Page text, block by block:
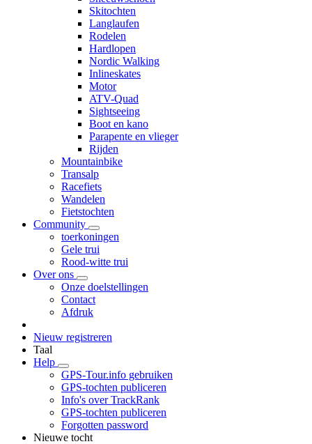
Skitochten
Langlaufen
Rodelen
Hardlopen
Nordic Walking
Inlineskates
Motor
ATV-Quad
Sightseeing
Boot en kano
Parapente en vlieger
Rijden
Mountainbike
Transalp
Racefiets
Wandelen
Fietstochten
Community
toerkoningen
Gele trui
Rood-witte trui
Over ons
Onze doelstellingen
Contact
Afdruk
Nieuw registreren
Taal
Help
GPS-Tour.info gebruiken
GPS-tochten publiceren
Info's over TrackRank
GPS-tochten publiceren
Forgotten password
Nieuwe tocht